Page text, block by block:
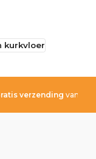
kurkvloer
verzending vanaf €